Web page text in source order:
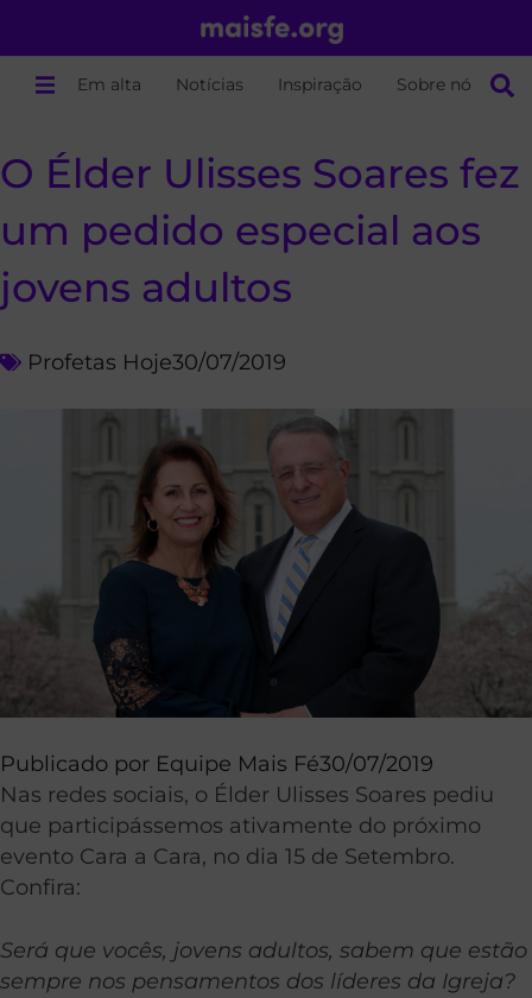
Em alta Notícias Inspiração Sobre nós
O Élder Ulisses Soares fez
um pedido especial aos
jovens adultos
Profetas Hoje30/07/2019
Publicado por Equipe Mais Fé30/07/2019
Nas redes sociais, o Élder Ulisses Soares pediu
que participássemos ativamente do próximo
evento Cara a Cara, no dia 15 de Setembro.
Confira:
Será que vocês, jovens adultos, sabem que estão
sempre nos pensamentos dos líderes da Igreja?